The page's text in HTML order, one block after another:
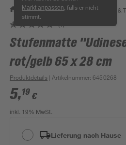
Markt anpassen , falls er nicht
stimmt.
/ Wohnen & Haushalt / Teppiche &
Stufenmatte
rot/gelb 65 x 28 cm
Produktdetails | Artikelnummer:6450268
5,19 €
inkl. 19% MwSt.
Lieferung nach Hause